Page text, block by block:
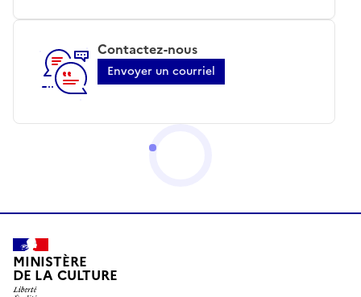
Contactez-nous
Envoyer un courriel
MINISTÈRE
DE LA CULTURE